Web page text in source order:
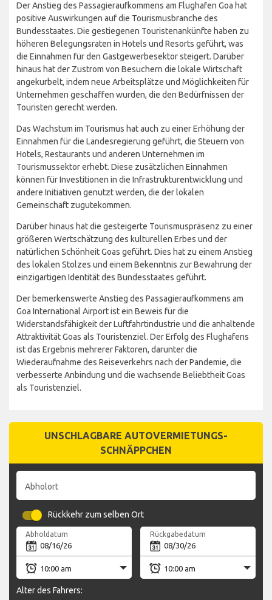
Der Anstieg des Passagieraufkommens am Flughafen Goa hat
positive Auswirkungen auf die Tourismusbranche des
Bundesstaates. Die gestiegenen Touristenankünfte haben zu
höheren Belegungsraten in Hotels und Resorts geführt, was
die Einnahmen für den Gastgewerbesektor steigert. Darüber
hinaus hat der Zustrom von Besuchern die lokale Wirtschaft
angekurbelt, indem neue Arbeitsplätze und Möglichkeiten für
Unternehmen geschaffen wurden, die den Bedürfnissen der
Touristen gerecht werden.
Das Wachstum im Tourismus hat auch zu einer Erhöhung der
Einnahmen für die Landesregierung geführt, die Steuern von
Hotels, Restaurants und anderen Unternehmen im
Tourismussektor erhebt. Diese zusätzlichen Einnahmen
können für Investitionen in die Infrastrukturentwicklung und
andere Initiativen genutzt werden, die der lokalen
Gemeinschaft zugutekommen.
Darüber hinaus hat die gesteigerte Tourismuspräsenz zu einer
größeren Wertschätzung des kulturellen Erbes und der
natürlichen Schönheit Goas geführt. Dies hat zu einem Anstieg
des lokalen Stolzes und einem Bekenntnis zur Bewahrung der
einzigartigen Identität des Bundesstaates geführt.
Der bemerkenswerte Anstieg des Passagieraufkommens am
Goa International Airport ist ein Beweis für die
Widerstandsfähigkeit der Luftfahrtindustrie und die anhaltende
Attraktivität Goas als Touristenziel. Der Erfolg des Flughafens
ist das Ergebnis mehrerer Faktoren, darunter die
Wiederaufnahme des Reiseverkehrs nach der Pandemie, die
verbesserte Anbindung und die wachsende Beliebtheit Goas
als Touristenziel.
UNSCHLAGBARE AUTOVERMIETUNGS-
SCHNÄPPCHEN
Abholort
Rückkehr zum selben Ort
Abholdatum Rückgabedatum
Alter des Fahrers: